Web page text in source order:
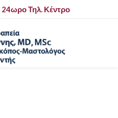
24ωρο Τηλ. Κέντρο